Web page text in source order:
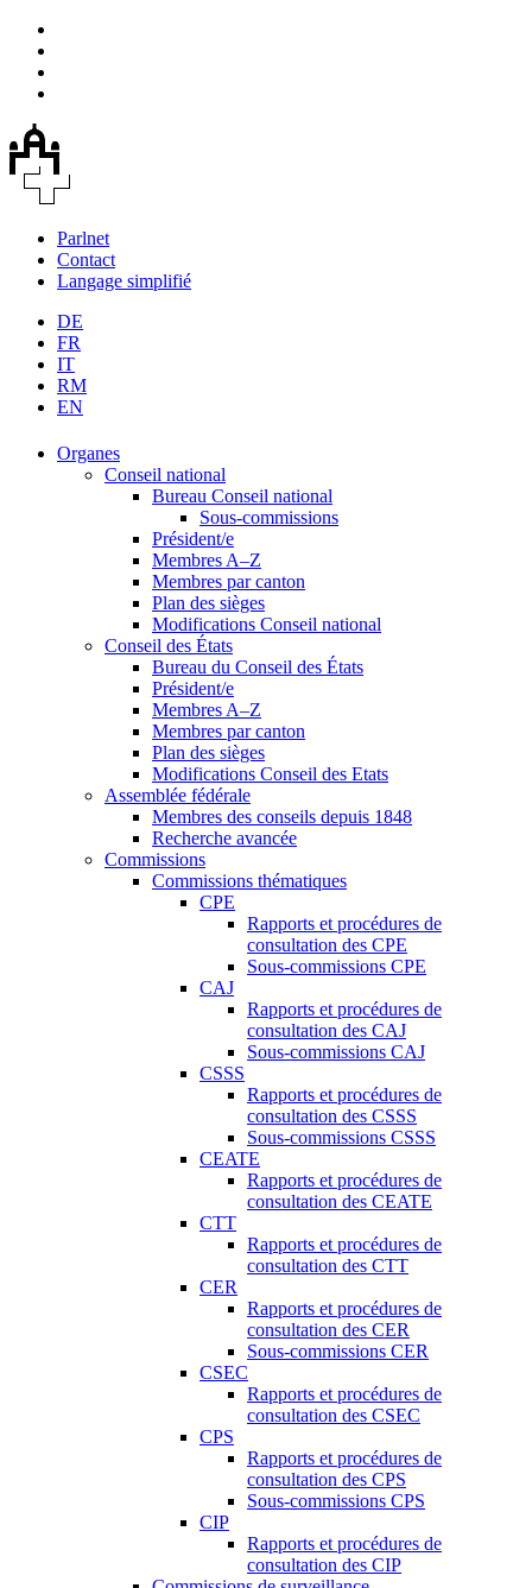
Parlnet
Contact
Langage simplifié
DE
FR
IT
RM
EN
Organes
Conseil national
Bureau Conseil national
Sous-commissions
Président/e
Membres A–Z
Membres par canton
Plan des sièges
Modifications Conseil national
Conseil des États
Bureau du Conseil des États
Président/e
Membres A–Z
Membres par canton
Plan des sièges
Modifications Conseil des Etats
Assemblée fédérale
Membres des conseils depuis 1848
Recherche avancée
Commissions
Commissions thématiques
CPE
Rapports et procédures de
consultation des CPE
Sous-commissions CPE
CAJ
Rapports et procédures de
consultation des CAJ
Sous-commissions CAJ
CSSS
Rapports et procédures de
consultation des CSSS
Sous-commissions CSSS
CEATE
Rapports et procédures de
consultation des CEATE
CTT
Rapports et procédures de
consultation des CTT
CER
Rapports et procédures de
consultation des CER
Sous-commissions CER
CSEC
Rapports et procédures de
consultation des CSEC
CPS
Rapports et procédures de
consultation des CPS
Sous-commissions CPS
CIP
Rapports et procédures de
consultation des CIP